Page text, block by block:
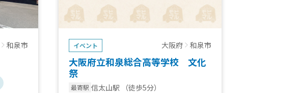
和泉市 イベント 大阪府 和泉市
大阪府立和泉総合高等学校 文化
祭
最寄駅 信太山駅
（徒歩5分）